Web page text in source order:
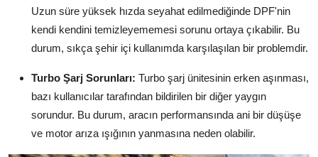
Uzun süre yüksek hızda seyahat edilmediğinde DPF'nin
kendi kendini temizleyememesi sorunu ortaya çıkabilir. Bu
durum, sıkça şehir içi kullanımda karşılaşılan bir problemdir.
Turbo Şarj Sorunları: Turbo şarj ünitesinin erken aşınması,
bazı kullanıcılar tarafından bildirilen bir diğer yaygın
sorundur. Bu durum, aracın performansında ani bir düşüşe
ve motor arıza ışığının yanmasına neden olabilir.